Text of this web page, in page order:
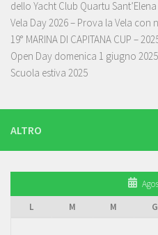
dello Yacht Club Quartu
Vela Day 2026 – Prova la Vela con
19° MARINA DI CAPITANA CUP –
Open Day domenica 1 giugno 2025
Scuola estiva 2025
ALTRO
L
M M G